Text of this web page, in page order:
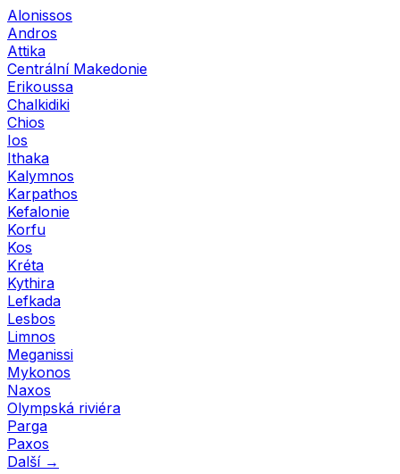
Alonissos
Andros
Attika
Centrální Makedonie
Erikoussa
Chalkidiki
Chios
Ios
Ithaka
Kalymnos
Karpathos
Kefalonie
Korfu
Kos
Kréta
Kythira
Lefkada
Lesbos
Limnos
Meganissi
Mykonos
Naxos
Olympská riviéra
Parga
Paxos
Další →